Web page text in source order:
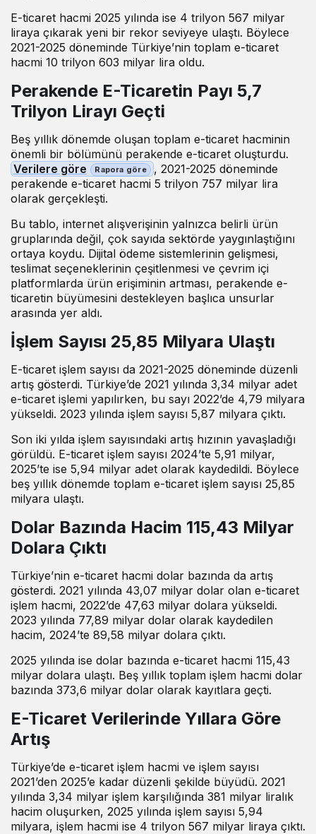
E-ticaret hacmi 2025 yılında ise 4 trilyon 567 milyar
liraya çıkarak yeni bir rekor seviyeye ulaştı. Böylece
2021-2025 döneminde Türkiye’nin toplam e-ticaret
hacmi 10 trilyon 603 milyar lira oldu.
Perakende E-Ticaretin Payı 5,7
Trilyon Lirayı Geçti
Beş yıllık dönemde oluşan toplam e-ticaret hacminin
önemli bir bölümünü perakende e-ticaret oluşturdu.
Verilere göre
, 2021-2025 döneminde
perakende e-ticaret hacmi 5 trilyon 757 milyar lira
olarak gerçekleşti.
Bu tablo, internet alışverişinin yalnızca belirli ürün
gruplarında değil, çok sayıda sektörde yaygınlaştığını
ortaya koydu. Dijital ödeme sistemlerinin gelişmesi,
teslimat seçeneklerinin çeşitlenmesi ve çevrim içi
platformlarda ürün erişiminin artması, perakende e-
ticaretin büyümesini destekleyen başlıca unsurlar
arasında yer aldı.
İşlem Sayısı 25,85 Milyara Ulaştı
E-ticaret işlem sayısı da 2021-2025 döneminde düzenli
artış gösterdi. Türkiye’de 2021 yılında 3,34 milyar adet
e-ticaret işlemi yapılırken, bu sayı 2022’de 4,79 milyara
yükseldi. 2023 yılında işlem sayısı 5,87 milyara çıktı.
Son iki yılda işlem sayısındaki artış hızının yavaşladığı
görüldü. E-ticaret işlem sayısı 2024’te 5,91 milyar,
2025’te ise 5,94 milyar adet olarak kaydedildi. Böylece
beş yıllık dönemde toplam e-ticaret işlem sayısı 25,85
milyara ulaştı.
Dolar Bazında Hacim 115,43 Milyar
Dolara Çıktı
Türkiye’nin e-ticaret hacmi dolar bazında da artış
gösterdi. 2021 yılında 43,07 milyar dolar olan e-ticaret
işlem hacmi, 2022’de 47,63 milyar dolara yükseldi.
2023 yılında 77,89 milyar dolar olarak kaydedilen
hacim, 2024’te 89,58 milyar dolara çıktı.
2025 yılında ise dolar bazında e-ticaret hacmi 115,43
milyar dolara ulaştı. Beş yıllık toplam işlem hacmi dolar
bazında 373,6 milyar dolar olarak kayıtlara geçti.
E-Ticaret Verilerinde Yıllara Göre
Artış
Türkiye’de e-ticaret işlem hacmi ve işlem sayısı
2021’den 2025’e kadar düzenli şekilde büyüdü. 2021
yılında 3,34 milyar işlem karşılığında 381 milyar liralık
hacim oluşurken, 2025 yılında işlem sayısı 5,94
milyara, işlem hacmi ise 4 trilyon 567 milyar liraya çıktı.